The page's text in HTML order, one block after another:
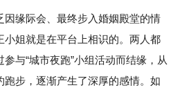
因缘际会、最终步入婚姻殿堂的情
小姐就是在平台上相识的。两人都
与“城市夜跑”小组活动而结缘，从
步，逐渐产生了深厚的感情。如